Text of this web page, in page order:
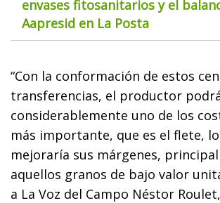
envases fitosanitarios y el
Aapresid en La Posta
“Con la conformación de estos
transferencias, el productor
considerablemente uno de los
más importante, que es el flete,
mejoraría sus márgenes,
aquellos granos de bajo valor
a La Voz del Campo Néstor